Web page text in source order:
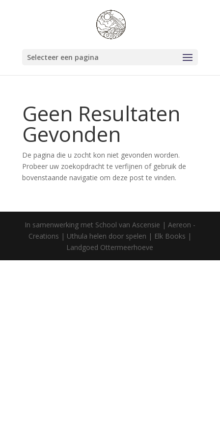
Selecteer een pagina
Geen Resultaten
Gevonden
De pagina die u zocht kon niet gevonden worden.
Probeer uw zoekopdracht te verfijnen of gebruik de
bovenstaande navigatie om deze post te vinden.
In samenwerking met School van Ascensie | Aereon -
Creations | Uthula helen door spelen | Elk Books |
Landgoed Ottermeerhoeve